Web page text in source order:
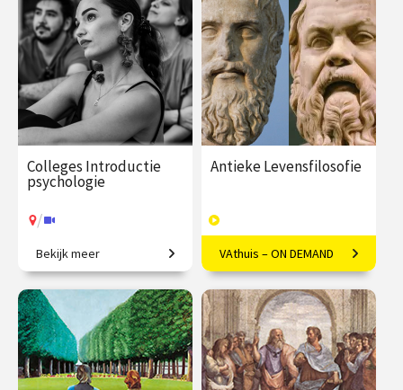
€ 1090.00
vanaf 22
sep.
/ Op locatie of online
€ 195.00
vanaf 29
sep.
Online
Colleges Introductie
psychologie
/
Van gedrag tot geheugen,
van stoornissen tot therapie.
€ 345.00
vanaf 22
sep.
/ Op locatie of online
Bekijk meer
Antieke Levensfilosofie
Het goede leven volgens
Socrates, Plato en vele
andere denkers.
€ 169.00
46
afleveringen
Speeltijd 13 uur
VAthuis – ON DEMAND